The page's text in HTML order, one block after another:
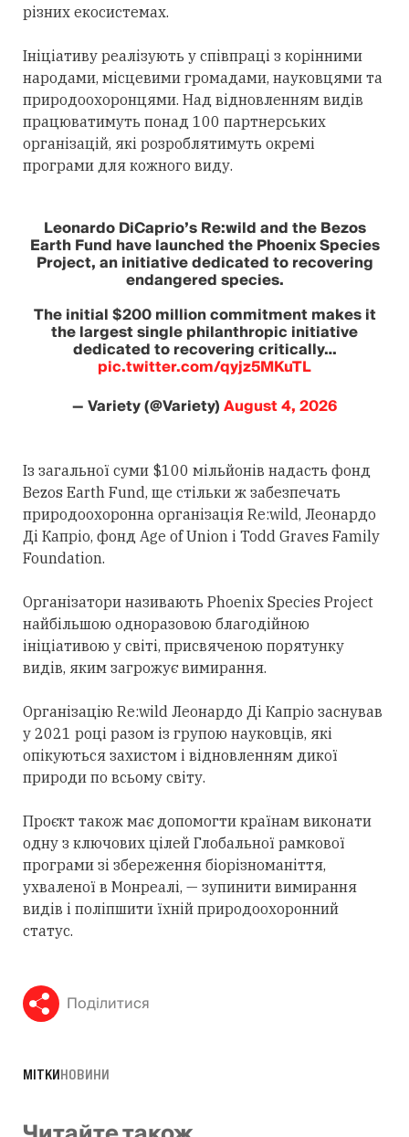
різних екосистемах.
Ініціативу реалізують у співпраці з корінними
народами, місцевими громадами, науковцями та
природоохоронцями. Над відновленням видів
працюватимуть понад 100 партнерських
організацій, які розроблятимуть окремі
програми для кожного виду.
Leonardo DiCaprio’s Re:wild and the Bezos
Earth Fund have launched the Phoenix Species
Project, an initiative dedicated to recovering
endangered species.
The initial $200 million commitment makes it
the largest single philanthropic initiative
dedicated to recovering critically…
pic.twitter.com/qyjz5MKuTL
— Variety (@Variety)August 4, 2026
Із загальної суми $100 мільйонів надасть фонд
Bezos Earth Fund, ще стільки ж забезпечать
природоохоронна організація Re:wild, Леонардо
Ді Капріо, фонд Age of Union і Todd Graves Family
Foundation.
Організатори називають Phoenix Species Project
найбільшою одноразовою благодійною
ініціативою у світі, присвяченою порятунку
видів, яким загрожує вимирання.
Організацію Re:wild Леонардо Ді Капріо заснував
у 2021 році разом із групою науковців, які
опікуються захистом і відновленням дикої
природи по всьому світу.
Проєкт також має допомогти країнам виконати
одну з ключових цілей Глобальної рамкової
програми зі збереження біорізноманіття,
ухваленої в Монреалі, — зупинити вимирання
видів і поліпшити їхній природоохоронний
статус.
Поділитися
МІТКИНОВИНИ